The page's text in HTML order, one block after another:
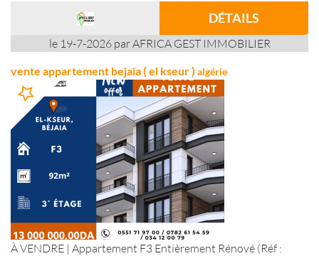
DÉTAILS
le 19-7-2026 par AFRICA GEST IMMOBILIER
vente appartement bejaia ( el kseur ) algérie
À VENDRE | Appartement F3 Entièrement Rénové (Réf :